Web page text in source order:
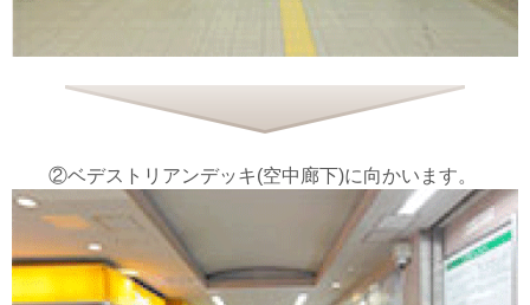
②ベデストリアンデッキ(空中廊下)に向かいます。